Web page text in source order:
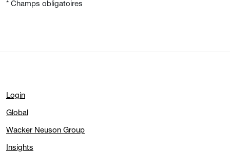
* Champs obligatoires
Login
Global
Wacker Neuson Group
Insights